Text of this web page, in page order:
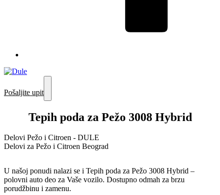
Pošaljite upit
Tepih poda za Pežo 3008 Hybrid
Delovi Pežo i Citroen - DULE
Delovi za Pežo i Citroen Beograd
U našoj ponudi nalazi se i Tepih poda za Pežo 3008 Hybrid –
polovni auto deo za Vaše vozilo. Dostupno odmah za brzu
porudžbinu i zamenu.